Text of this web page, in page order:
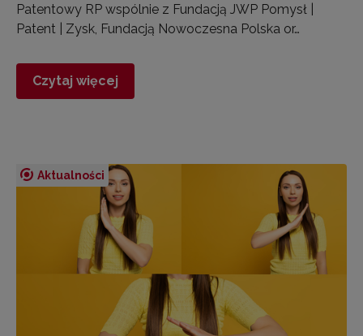
Patentowy RP wspólnie z Fundacją JWP Pomysł |
Patent | Zysk, Fundacją Nowoczesna Polska or…
Czytaj więcej
Aktualności